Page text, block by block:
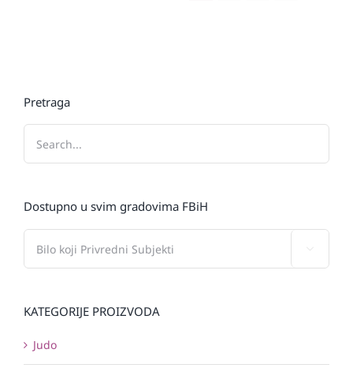
Pretraga
Dostupno u svim gradovima FBiH
KATEGORIJE PROIZVODA
Judo